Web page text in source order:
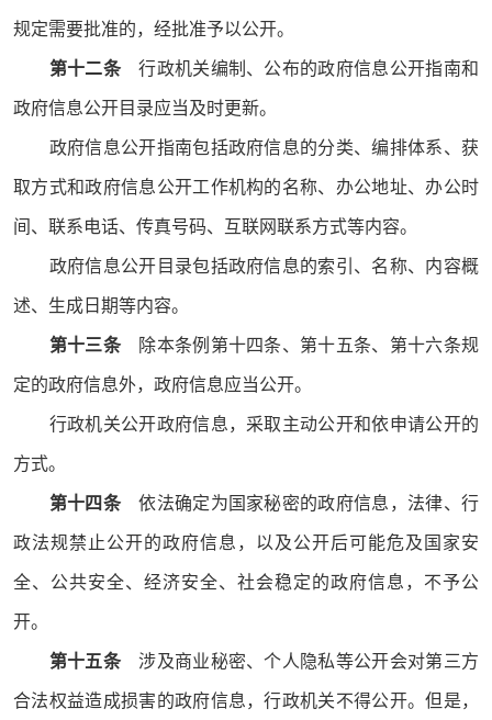
规定需要批准的，经批准予以公开。
第十二条行政机关编制、公布的政府信息公开指南和
政府信息公开目录应当及时更新。
政府信息公开指南包括政府信息的分类、编排体系、获
取方式和政府信息公开工作机构的名称、办公地址、办公时
间、联系电话、传真号码、互联网联系方式等内容。
政府信息公开目录包括政府信息的索引、名称、内容概
述、生成日期等内容。
第十三条 除本条例第十四条、第十五条、第十六条规
定的政府信息外，政府信息应当公开。
行政机关公开政府信息，采取主动公开和依申请公开的
方式。
第十四条依法确定为国家秘密的政府信息，法律、行
政法规禁止公开的政府信息，以及公开后可能危及国家安
全、公共安全、经济安全、社会稳定的政府信息，不予公
开。
第十五条涉及商业秘密、个人隐私等公开会对第三方
合法权益造成损害的政府信息，行政机关不得公开。但是，